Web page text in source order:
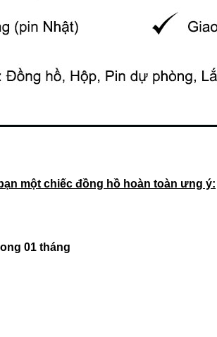
một chiếc đồng hồ hoàn toàn ưng ý:
01 tháng